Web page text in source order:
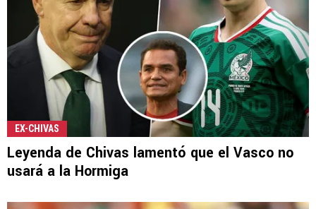
EX-CHIVAS
Leyenda de Chivas lamentó que el Vasco no
usará a la Hormiga